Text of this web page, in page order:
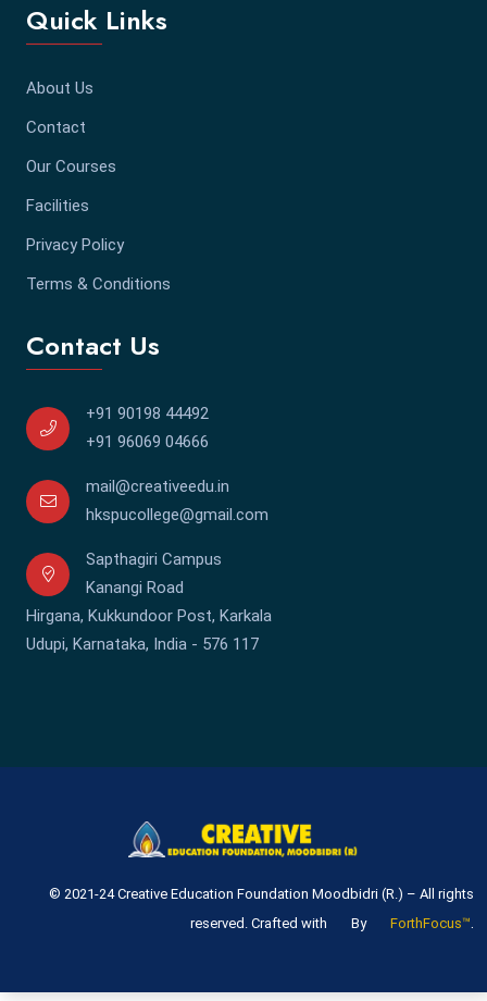
Quick Links
About Us
Contact
Our Courses
Facilities
Privacy Policy
Terms & Conditions
Contact Us
+91 90198 44492
+91 96069 04666
mail@creativeedu.in
hkspucollege@gmail.com
Sapthagiri Campus
Kanangi Road
Hirgana, Kukkundoor Post, Karkala
Udupi, Karnataka, India - 576 117
© 2021-24 Creative Education Foundation Moodbidri (R.) – All rights
reserved. Crafted with
By ForthFocus™.